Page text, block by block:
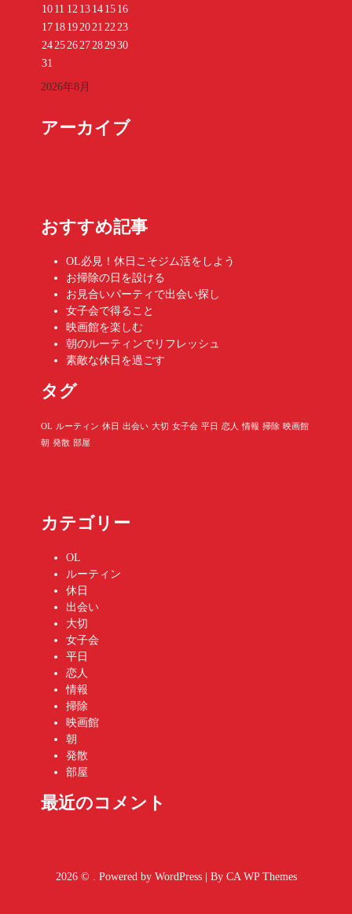
2026年8月
10 11 12 13 14 15 16
17 18 192021 2223
24252627282930
31
アーカイブ
おすすめ記事
OL必見！休日こそジム活をしよう
お掃除の日を設ける
お見合いパーティで出会い探し
女子会で得ること
映画館を楽しむ
朝のルーティンでリフレッシュ
素敵な休日を過ごす
タグ
OL ルーティン 休日 出会い 大切 女子会 平日 恋人 情報 掃除 映画館
朝 発散 部屋
カテゴリー
OL
ルーティン
休日
出会い
大切
女子会
平日
恋人
情報
掃除
映画館
朝
発散
部屋
最近のコメント
2026 © . Powered by WordPress | By CA WP Themes